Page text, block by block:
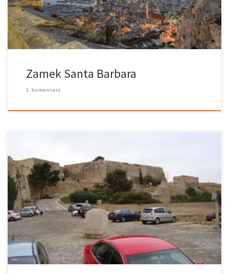
La Torreta, to miejsce gdzie znajduje się twierdza i jej najstarsze
pozostałości pochodzące w większości […]
Zamek Santa Barbara
1 komentarz
Policja próbuje zidentyfikować „tajemniczą” kobietę w szpitalu po
upadku z zamku w Alicante. Ofiara jest praktycznie cały czas
nieprzytomna, w stanie sedacji, ale jej życie nie jest zagrożone,
mówią lekarze. Sedacja oznacza, że w momentach przebudzenia
nie jest ona w stanie podać szczegółów swojej tożsamości.
Kobieta nie miała przy sobie żadnych dokumentów
potwierdzających jej tożsamość, tylko telefon komórkowy, ale do
[…]